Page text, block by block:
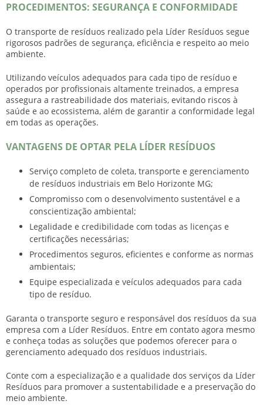
PROCEDIMENTOS: SEGURANÇA E CONFORMIDADE
O transporte de resíduos realizado pela Líder Resíduos segue
rigorosos padrões de segurança, eficiência e respeito ao meio
ambiente.
Utilizando veículos adequados para cada tipo de resíduo e
operados por profissionais altamente treinados, a empresa
assegura a rastreabilidade dos materiais, evitando riscos à
saúde e ao ecossistema, além de garantir a conformidade legal
em todas as operações.
VANTAGENS DE OPTAR PELA LÍDER RESÍDUOS
Serviço completo de coleta, transporte e gerenciamento
de resíduos industriais em Belo Horizonte MG;
Compromisso com o desenvolvimento sustentável e a
conscientização ambiental;
Legalidade e credibilidade com todas as licenças e
certificações necessárias;
Procedimentos seguros, eficientes e conforme as normas
ambientais;
Equipe especializada e veículos adequados para cada
tipo de resíduo.
Garanta o transporte seguro e responsável dos resíduos da sua
empresa com a Líder Resíduos. Entre em contato agora mesmo
e conheça todas as soluções que podemos oferecer para o
gerenciamento adequado dos resíduos industriais.
Conte com a especialização e a qualidade dos serviços da Líder
Resíduos para promover a sustentabilidade e a preservação do
meio ambiente.